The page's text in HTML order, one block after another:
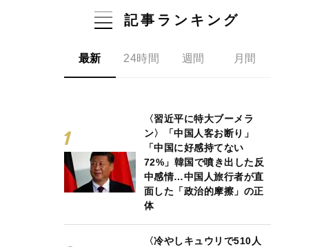
記事ランキング
最新 24時間 週間 月間
〈習近平に特大ブーメラ
ン〉「中国人客お断り」
「中国に好感持てない
72%」韓国で噴き出した反
中感情…中国人旅行者が直
面した「政治的摩擦」の正
体
〈冷やしキュウリで510人